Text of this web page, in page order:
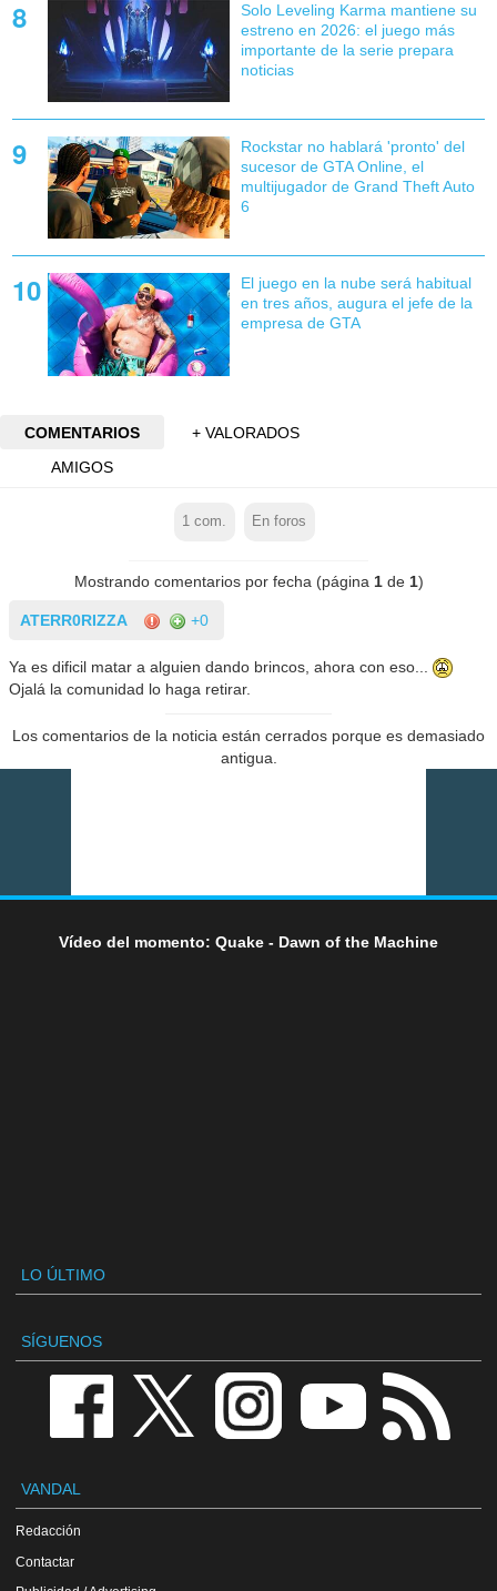
Solo Leveling Karma mantiene su
estreno en 2026: el juego más
importante de la serie prepara
noticias
Rockstar no hablará 'pronto' del
sucesor de GTA Online, el
multijugador de Grand Theft Auto
6
El juego en la nube será habitual
en tres años, augura el jefe de la
empresa de GTA
COMENTARIOS
+ VALORADOS
AMIGOS
1 com. En foros
Mostrando comentarios por fecha (página 1de 1)
ATERR0RIZZA +0
Ya es dificil matar a alguien dando brincos, ahora con eso...
Ojalá la comunidad lo haga retirar.
Los comentarios de la noticia están cerrados porque es demasiado
antigua.
Vídeo del momento: Quake - Dawn of the Machine
LO ÚLTIMO
SÍGUENOS
VANDAL
Redacción
Contactar